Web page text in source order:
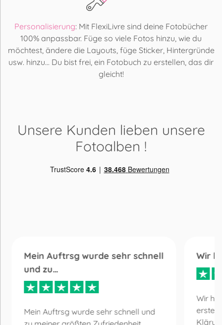
Personalisierung: Mit FlexiLivre sind deine Fotobücher
100% anpassbar. Füge so viele Fotos hinzu, wie du
möchtest, ändere die Layouts, füge Sticker, Hintergründe
usw. hinzu... Du bist frei, ein Fotobuch zu erstellen, das dir
gleicht!
Unsere Kunden lieben unsere
Fotoalben !
Mein Auftrsg wurde sehr schnell
und zu…
Mein Auftrsg wurde sehr schnell und
Wir
Wir
erste